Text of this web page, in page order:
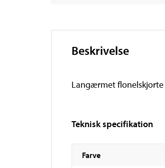
Beskrivelse
Langærmet flonelskjorte
Teknisk specifikation
Farve